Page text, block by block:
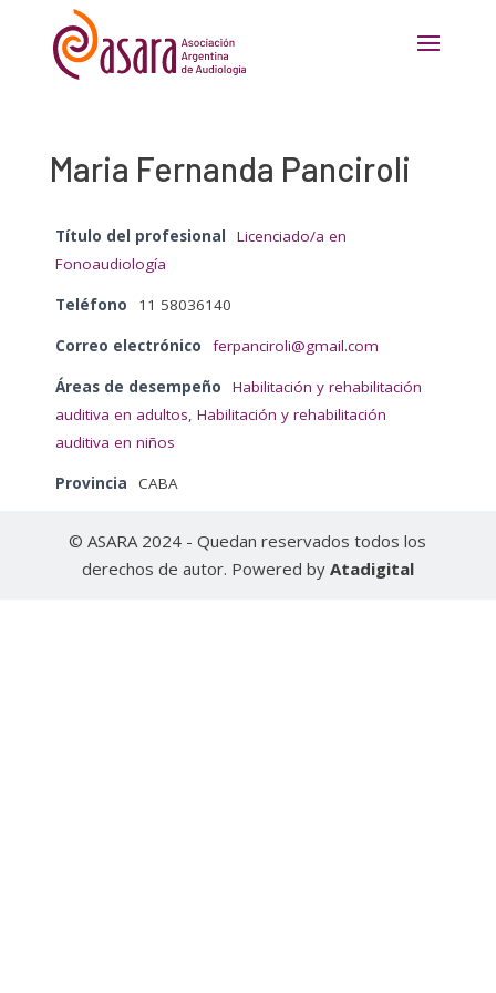
Maria Fernanda Panciroli
Título del profesional
Licenciado/a en
Fonoaudiología
Teléfono 11 58036140
Correo electrónico ferpanciroli@gmail.com
Áreas de desempeño
Habilitación y rehabilitación
auditiva en adultos, Habilitación y rehabilitación
auditiva en niños
Provincia CABA
© ASARA 2024 - Quedan reservados todos los
derechos de autor. Powered by Atadigital